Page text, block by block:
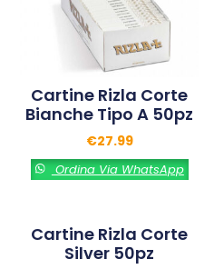
Cartine Rizla Corte
Bianche Tipo A 50pz
€27.99
Ordina Via WhatsApp
Cartine Rizla Corte
Silver 50pz